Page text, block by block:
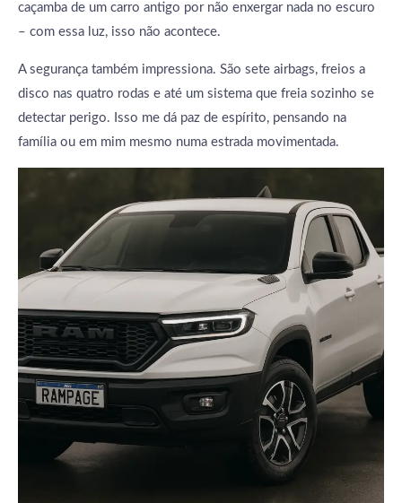
caçamba de um carro antigo por não enxergar nada no escuro
– com essa luz, isso não acontece.
A segurança também impressiona. São sete airbags, freios a
disco nas quatro rodas e até um sistema que freia sozinho se
detectar perigo. Isso me dá paz de espírito, pensando na
família ou em mim mesmo numa estrada movimentada.